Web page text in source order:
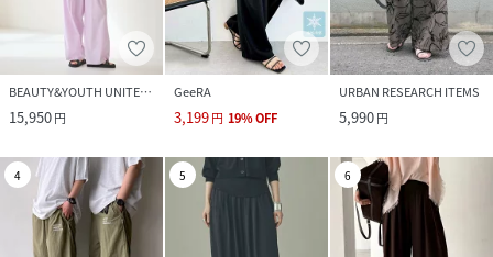
BEAUTY&YOUTH UNITED ARROWS
15,950円
GeeRA
3,199円 19%OFF
URBAN RESEARCH ITEMS
5,990円
4 5 6